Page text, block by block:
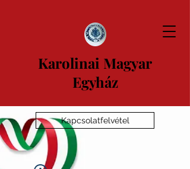
Karolinai Magyar
Egyház
Kapcsolatfelvétel